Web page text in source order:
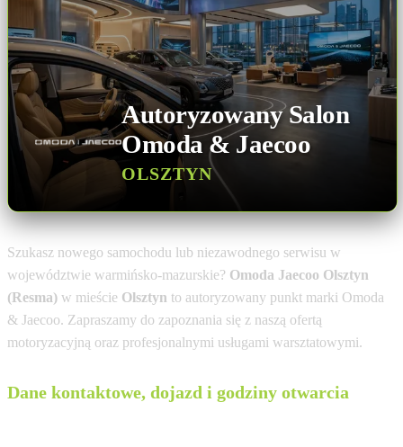
Autoryzowany Salon
Omoda & Jaecoo
OLSZTYN
Szukasz nowego samochodu lub niezawodnego serwisu w
województwie warmińsko-mazurskie? Omoda Jaecoo Olsztyn
(Resma) w mieście Olsztyn to autoryzowany punkt marki Omoda
& Jaecoo. Zapraszamy do zapoznania się z naszą ofertą
motoryzacyjną oraz profesjonalnymi usługami warsztatowymi.
Dane kontaktowe, dojazd i godziny otwarcia